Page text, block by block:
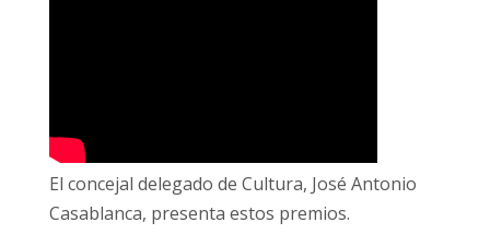
El concejal delegado de Cultura, José Antonio
Casablanca, presenta estos premios.